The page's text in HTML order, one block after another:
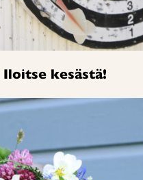
Iloitse kesästä!